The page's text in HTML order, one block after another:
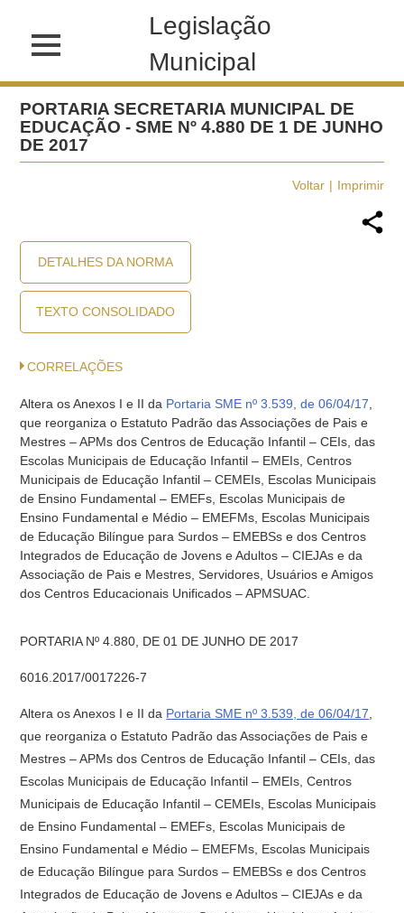
Legislação
Municipal
PORTARIA SECRETARIA MUNICIPAL DE
EDUCAÇÃO - SME Nº 4.880 DE 1 DE JUNHO
DE 2017
Voltar Imprimir
DETALHES DA NORMA
TEXTO CONSOLIDADO
CORRELAÇÕES
Altera os Anexos I e II da Portaria SME nº 3.539, de 06/04/17
que reorganiza o Estatuto Padrão das Associações de Pais e
Mestres – APMs dos Centros de Educação Infantil – CEIs, das
Escolas Municipais de Educação Infantil – EMEIs, Centros
Municipais de Educação Infantil – CEMEIs, Escolas Municipais
de Ensino Fundamental – EMEFs, Escolas Municipais de
Ensino Fundamental e Médio – EMEFMs, Escolas Municipais
de Educação Bilíngue para Surdos – EMEBSs e dos Centros
Integrados de Educação de Jovens e Adultos – CIEJAs e da
Associação de Pais e Mestres, Servidores, Usuários e Amigos
dos Centros Educacionais Unificados – APMSUAC.
PORTARIA Nº 4.880, DE 01 DE JUNHO DE 2017
6016.2017/0017226-7
Altera os Anexos I e II da Portaria SME nº 3.539, de 06/04/17
que reorganiza o Estatuto Padrão das Associações de Pais e
Mestres – APMs dos Centros de Educação Infantil – CEIs, das
Escolas Municipais de Educação Infantil – EMEIs, Centros
Municipais de Educação Infantil – CEMEIs, Escolas Municipais
de Ensino Fundamental – EMEFs, Escolas Municipais de
Ensino Fundamental e Médio – EMEFMs, Escolas Municipais
de Educação Bilíngue para Surdos – EMEBSs e dos Centros
Integrados de Educação de Jovens e Adultos – CIEJAs e da